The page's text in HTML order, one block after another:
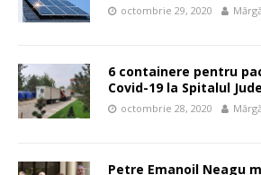
octombrie 29, 2020
6 containere pentru
Covid-19 la Spitalul
octombrie 28, 2020
Petre Emanoil Neagu